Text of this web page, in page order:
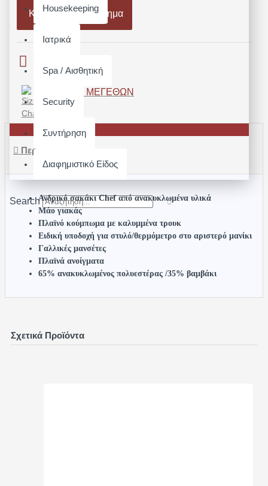
Housekeeping
Ιατρικά
Spa / Αισθητική
Security
Συντήρηση
Διαφημιστικό Είδος
Search
Καλάθι Κέντημα
ΟΔΗΓΌΣ ΜΕΓΕΘΏΝ
Περιγραφή
Ανδρικό σακάκι Chef από ανακυκλωμένα υλικά
Μάο γιακάς
Πλαϊνό κούμπωμα με καλυμμένα τρουκ
Ειδική υποδοχή για στυλό/θερμόμετρο στο αριστερό μανίκι
Γαλλικές μανσέτες
Πλαϊνά ανοίγματα
65% ανακυκλωμένος πολυεστέρας /35% βαμβάκι
Σχετικά Προϊόντα